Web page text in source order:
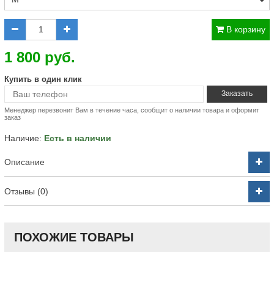
В корзину
1 800 руб.
Купить в один клик
Менеджер перезвонит Вам в течение часа, сообщит о наличии товара и оформит
заказ
Наличие: Есть в наличии
Описание
Отзывы (0)
ПОХОЖИЕ ТОВАРЫ